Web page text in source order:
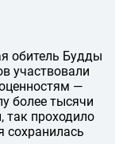
обитель Будды
участвовали
—
более тысячи
так проходило
сохранилась